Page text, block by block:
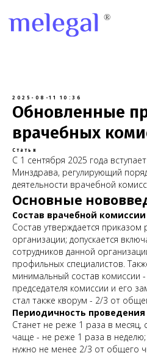
2025-08-11 10:36
Обновленные
врачебных
Статьи
С 1 сентября 2025 года
Минздрава, регулирующий
деятельности врачебной
Основные
Состав врачебной комиссии
Состав утверждается приказом
организации; допускается
сотрудников данной
профильных специалистов.
минимальный состав комиссии
председателя комиссии и его
стал также кворум - 2/3 от
Периодичность
Станет не реже 1 раза в месяц,
чаще - не реже 1 раза в
нужно не менее 2/3 от общего